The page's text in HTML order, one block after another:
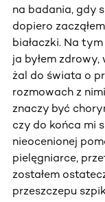
na badania, gdy
dopiero
białaczki. Na
ja byłem zdrowy,
żal do świata o
rozmowach z
znaczy być
czy do końca mi
nieocenionej
pielęgniarce,
zostałem
przeszczepu